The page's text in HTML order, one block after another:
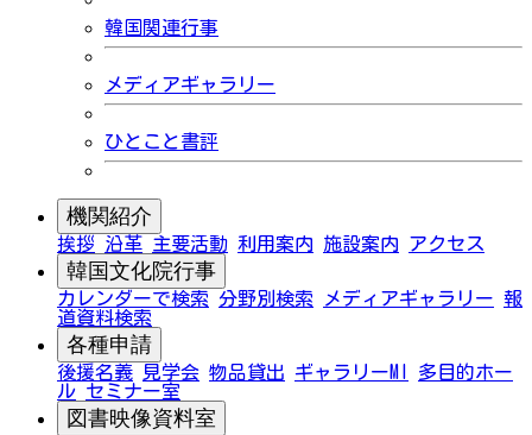
韓国関連行事
メディアギャラリー
ひとこと書評
機関紹介
挨拶 沿革 主要活動 利用案内 施設案内 アクセス
韓国文化院行事
カレンダーで検索 分野別検索 メディアギャラリー 報
道資料検索
各種申請
後援名義 見学会 物品貸出 ギャラリーMI
多目的ホー
ル セミナー室
図書映像資料室